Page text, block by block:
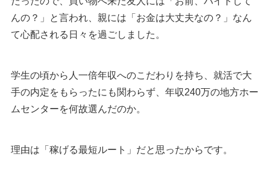
んの？」と言われ、親には「お金は大丈夫なの？」なん
て心配される日々を過ごしました。
学生の頃から人一倍年収へのこだわりを持ち、就活で大
手の内定をもらったにも関わらず、年収240万の地方ホー
ムセンターを何故選んだのか。
理由は「稼げる最短ルート」だと思ったからです。